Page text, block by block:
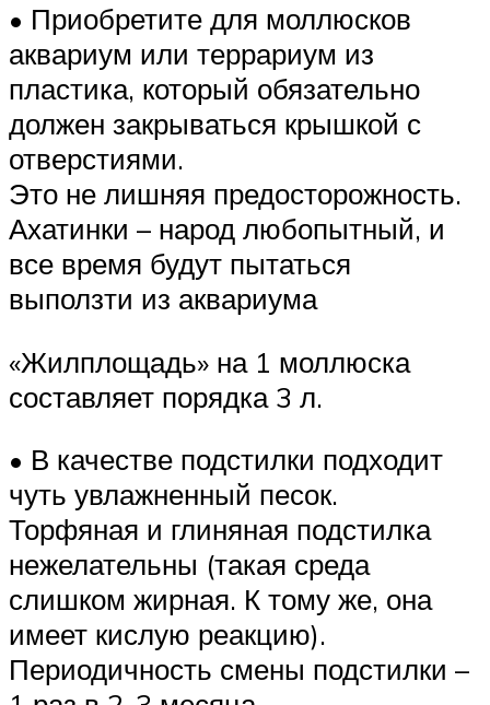
• Приобретите для моллюсков
аквариум или террариум из
пластика, который обязательно
должен закрываться крышкой с
отверстиями.
Это не лишняя предосторожность.
Ахатинки – народ любопытный, и
все время будут пытаться
выползти из аквариума
«Жилплощадь» на 1 моллюска
составляет порядка 3 л.
• В качестве подстилки подходит
чуть увлажненный песок.
Торфяная и глиняная подстилка
нежелательны (такая среда
слишком жирная. К тому же, она
имеет кислую реакцию).
Периодичность смены подстилки –